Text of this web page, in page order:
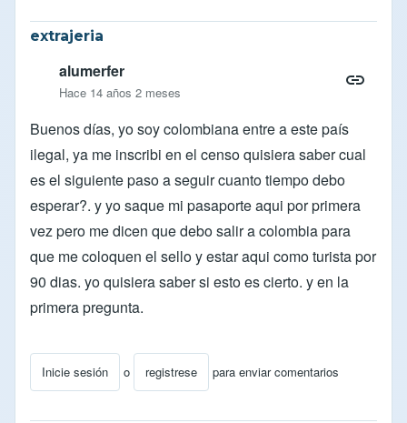
extrajeria
alumerfer
Hace 14 años 2 meses
Buenos días, yo soy colombiana entre a este país
ilegal, ya me inscribi en el censo quisiera saber cual
es el siguiente paso a seguir cuanto tiempo debo
esperar?. y yo saque mi pasaporte aqui por primera
vez pero me dicen que debo salir a colombia para
que me coloquen el sello y estar aqui como turista por
90 dias. yo quisiera saber si esto es cierto. y en la
primera pregunta.
Inicie sesión o registrese para enviar comentarios